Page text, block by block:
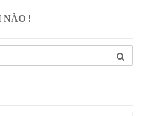
NÀO !